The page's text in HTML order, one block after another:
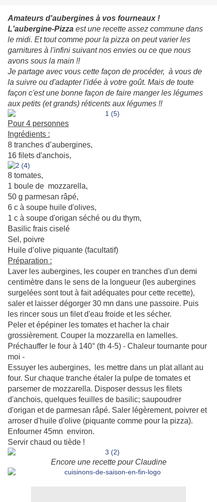
Amateurs d'aubergines à vos fourneaux !
L'aubergine-Pizza est une recette assez commune dans
le midi. Et tout comme pour la pizza on peut varier les
garnitures à l'infini suivant nos envies ou ce que nous
avons sous la main !!
Je partage avec vous cette façon de procéder, à vous de
la suivre ou d'adapter l'idée à votre goût. Mais de toute
façon c'est une bonne façon de faire manger les légumes
aux petits (et grands) réticents aux légumes !!
Pour 4 personnes
Ingrédients :
8 tranches d’aubergines,
16 filets d'anchois,
8 tomates,
1 boule de mozzarella,
50 g parmesan râpé,
6 c à soupe huile d'olives,
1 c à soupe d'origan séché ou du thym,
Basilic frais ciselé
Sel, poivre
Huile d’olive piquante (facultatif)
Préparation :
Laver les aubergines, les couper en tranches d'un demi
centimètre dans le sens de la longueur (les aubergines
surgelées sont tout à fait adéquates pour cette recette),
saler et laisser dégorger 30 mn dans une passoire. Puis
les rincer sous un filet d'eau froide et les sécher.
Peler et épépiner les tomates et hacher la chair
grossièrement. Couper la mozzarella en lamelles.
Préchauffer le four à 140° (th 4-5) - Chaleur tournante pour
moi -
Essuyer les aubergines, les mettre dans un plat allant au
four. Sur chaque tranche étaler la pulpe de tomates et
parsemer de mozzarella. Disposer dessus les filets
d'anchois, quelques feuilles de basilic; saupoudrer
d'origan et de parmesan râpé. Saler légèrement, poivrer et
arroser d'huile d'olive (piquante comme pour la pizza).
Enfourner 45mn environ.
Servir chaud ou tiède !
Encore une recette pour Claudine